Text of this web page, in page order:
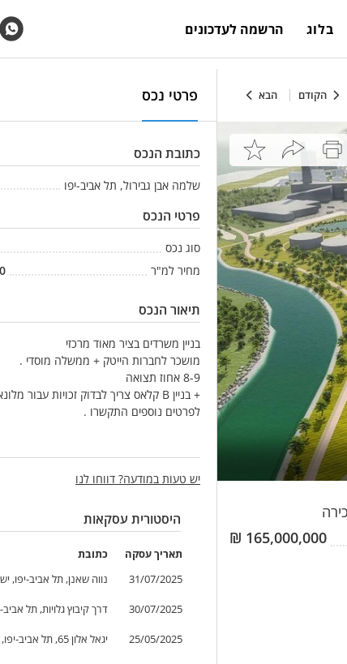
בלוג הרשמה לעדכונים
הקודם הבא
165,000,000
₪
פרטי נכס
כתובת הנכס
שלמה אבן גבירול, תל אביב-יפו
פרטי הנכס
סוג נכס
מחיר למ"ר
תיאור הנכס
בניין משרדים בציר מאוד מרכזי
מושכר לחברות הייטק + ממשלה מוסדי .
8-9 אחוז תצואה
+ בניין B קלאס צריך לבדוק זכויות עבור מלונאות / עירוב שימושים .
לפרטים נוספים התקשרו .
יש טעות במודעה? דווחו לנו
היסטורית עסקאות
תאריךעסקה כתובת
31/07/2025
נווה שאנן, תל אביב-יפו,
30/07/2025
דרך קיבוץ גלויות, תל
25/05/2025
יגאל אלון 65, תל אביב-יפו, ישראל